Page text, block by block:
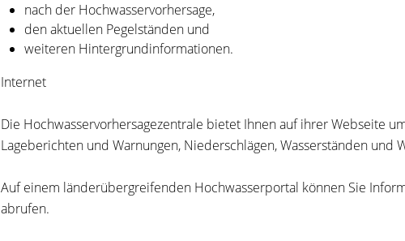
nach der Hochwasservorhersage,
den aktuellen Pegelständen und
weiteren Hintergrundinformationen.
Internet
Die Hochwasservorhersagezentrale bietet Ihnen auf ihrer Webseite
Lageberichten und Warnungen, Niederschlägen, Wasserständen und
Auf einem länderübergreifenden Hochwasserportal können Sie
abrufen.